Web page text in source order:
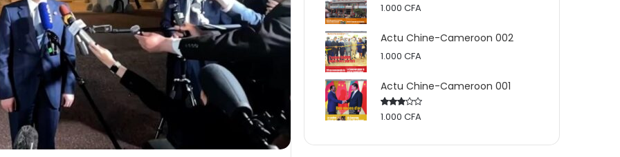
1.000CFA
Actu Chine-Cameroon 002
1.000CFA
Actu Chine-Cameroon 001
Rated
1.000CFA